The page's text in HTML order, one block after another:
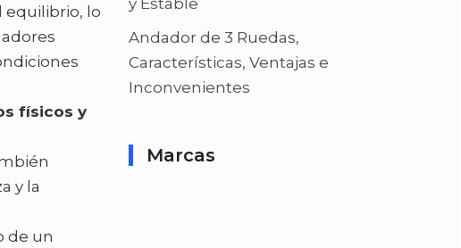
equilibrio, lo
físicos y
y la
de un
y Estable
Andador de 3 Ruedas,
Características, Ventajas e
Inconvenientes
Marcas